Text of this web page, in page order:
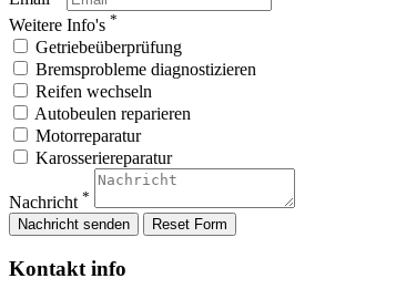
Weitere Info's *
Getriebeüberprüfung
Bremsprobleme diagnostizieren
Reifen wechseln
Autobeulen reparieren
Motorreparatur
Karosseriereparatur
Nachricht *
Kontakt info